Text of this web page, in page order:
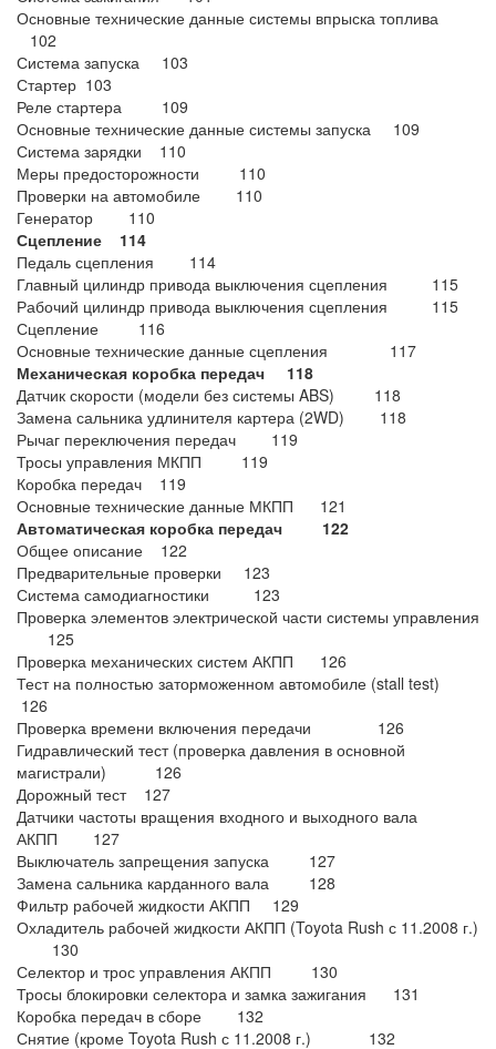
Основные технические данные системы впрыска топлива
102
Система запуска 103
Стартер 103
Реле стартера 109
Основные технические данные системы запуска 109
Система зарядки 110
Меры предосторожности 110
Проверки на автомобиле 110
Генератор 110
Сцепление 114
Педаль сцепления 114
Главный цилиндр привода выключения сцепления 115
Рабочий цилиндр привода выключения сцепления 115
Сцепление 116
Основные технические данные сцепления 117
Механическая коробка передач 118
Датчик скорости (модели без системы ABS) 118
Замена сальника удлинителя картера (2WD) 118
Рычаг переключения передач 119
Тросы управления МКПП 119
Коробка передач 119
Основные технические данные МКПП 121
Автоматическая коробка передач 122
Общее описание 122
Предварительные проверки 123
Система самодиагностики 123
Проверка элементов электрической части системы управления
125
Проверка механических систем АКПП 126
Тест на полностью заторможенном автомобиле (stall test)
126
Проверка времени включения передачи 126
Гидравлический тест (проверка давления в основной
магистрали) 126
Дорожный тест 127
Датчики частоты вращения входного и выходного вала
АКПП 127
Выключатель запрещения запуска 127
Замена сальника карданного вала 128
Фильтр рабочей жидкости АКПП 129
Охладитель рабочей жидкости АКПП (Toyota Rush с 11.2008 г.)
130
Селектор и трос управления АКПП 130
Тросы блокировки селектора и замка зажигания 131
Коробка передач в сборе 132
Снятие (кроме Toyota Rush с 11.2008 г.) 132